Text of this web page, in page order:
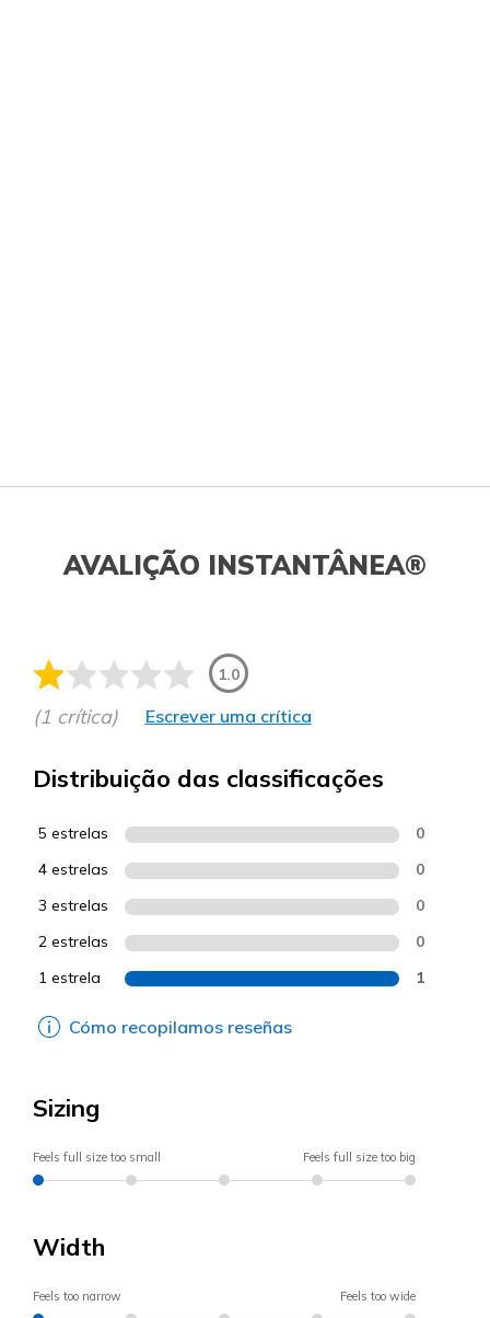
AVALIÇÃO INSTANTÂNEA®
1.0
(1 crítica) Escrever uma crítica
Distribuição das classificações
5 estrelas 0
4 estrelas 0
3 estrelas 0
2 estrelas 0
1 estrela 1
Cómo recopilamos reseñas
Sizing
Feels full size too small Feels full size too big
Width
Feels too narrow Feels too wide